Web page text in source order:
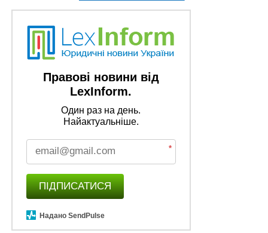
Правові новини від
LexInform.
Один раз на день.
Найактуальніше.
*
ПІДПИСАТИСЯ
Надано SendPulse